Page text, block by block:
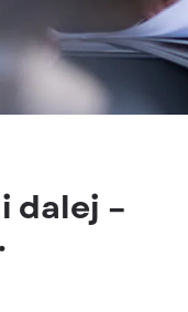
dalej –